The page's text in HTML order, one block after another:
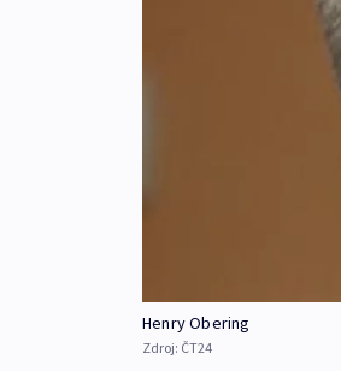
Henry Obering
Zdroj: ČT24